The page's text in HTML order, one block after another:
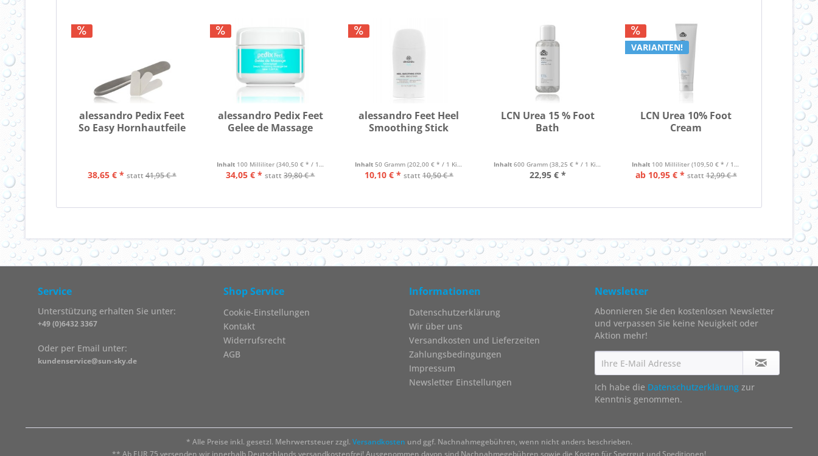
alessandro Pedix Feet
So Easy Hornhautfeile
38,65 € * statt41,95 € *
alessandro Pedix Feet
Gelee de Massage
Inhalt 100 Milliliter (340,50 € * / 1 Liter)
34,05 € * statt39,80 € *
alessandro Feet Heel
Smoothing Stick
Inhalt50 Gramm(202,00 € * / 1 Kilogramm)
10,10 € * statt 10,50 € *
LCN Urea 15 % Foot
Bath
Inhalt 600 Gramm (38,25 € * / 1 Kilogramm)
22,95 € *
VARIANTEN!
LCN Urea 10% Foot
Cream
Inhalt 100 Milliliter(109,50 € * / 1 Liter)
ab 10,95 € * statt12,99 € *
Service
Unterstützung erhalten Sie unter:
+49 (0)6432 3367
Oder per Email unter:
kundenservice@sun-sky.de
Shop Service
Cookie-Einstellungen
Kontakt
Widerrufsrecht
AGB
Informationen
Datenschutzerklärung
Wir über uns
Versandkosten und Lieferzeiten
Zahlungsbedingungen
Impressum
Newsletter Einstellungen
Newsletter
Abonnieren Sie den kostenlosen Newsletter
und verpassen Sie keine Neuigkeit oder
Aktion mehr!
Ich habe die Datenschutzerklärung zur
Kenntnis genommen.
* Alle Preise inkl. gesetzl. Mehrwertsteuer zzgl. Versandkosten und ggf. Nachnahmegebühren, wenn nicht anders beschrieben.